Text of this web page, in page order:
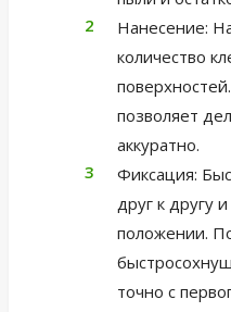
Нанесение:
количество
позволяет
аккуратно.
Фиксация:
друг к другу
положении.
точно с